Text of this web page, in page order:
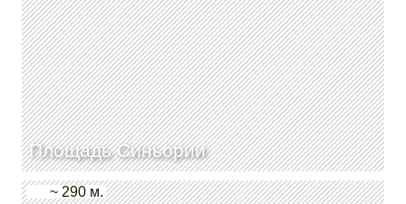
Площадь Синьории
~ 290 м.